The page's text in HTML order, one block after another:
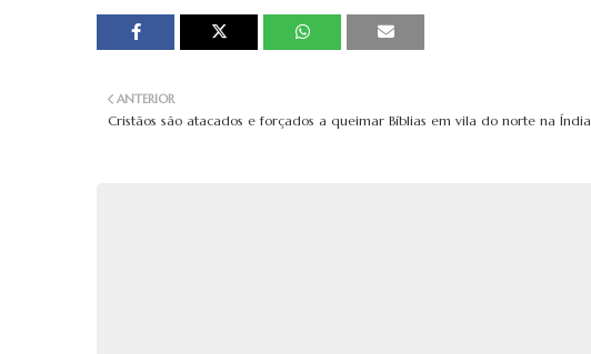
ANTERIOR
Cristãos são atacados e forçados a queimar Bíblias em vila do norte na Índia